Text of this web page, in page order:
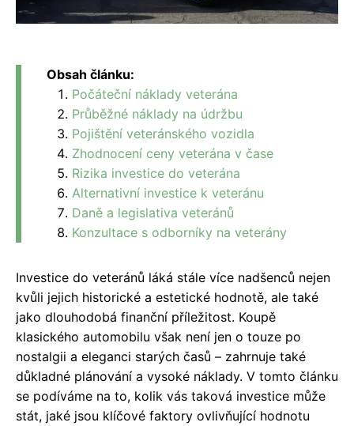
Obsah článku:
Počáteční náklady veterána
Průběžné náklady na údržbu
Pojištění veteránského vozidla
Zhodnocení ceny veterána v čase
Rizika investice do veterána
Alternativní investice k veteránu
Daně a legislativa veteránů
Konzultace s odborníky na veterány
Investice do veteránů láká stále více nadšenců nejen
kvůli jejich historické a estetické hodnotě, ale také
jako dlouhodobá finanční příležitost. Koupě
klasického automobilu však není jen o touze po
nostalgii a eleganci starých časů – zahrnuje také
důkladné plánování a vysoké náklady. V tomto článku
se podíváme na to, kolik vás taková investice může
stát, jaké jsou klíčové faktory ovlivňující hodnotu